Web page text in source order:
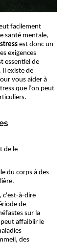
facilement
santé mentale,
est donc un
exigences
essentiel de
Il existe de
vous aider à
que l’on peut
de le
du corps à des
c'est-à-dire
de
sur la
affaiblir le
des